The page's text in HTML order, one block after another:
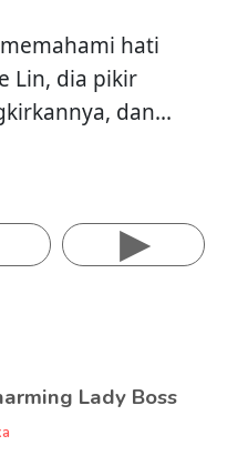
hati
Lin, dia pikir
dan...
▸
Lady Boss